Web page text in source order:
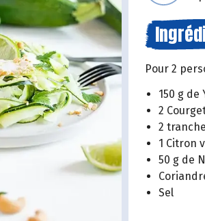
Pour 2
150 g de
2
2
1 Citron
50 g de
Sel